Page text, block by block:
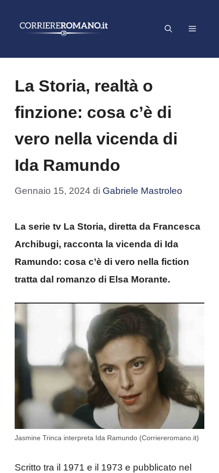
Menu
La Storia, realtà o
finzione: cosa c’è di
vero nella vicenda di
Ida Ramundo
Gennaio 15, 2024 di Gabriele Mastroleo
La serie tv La Storia, diretta da Francesca
Archibugi, racconta la vicenda di Ida
Ramundo: cosa c’è di vero nella fiction
tratta dal romanzo di Elsa Morante.
Jasmine Trinca interpreta Ida Ramundo (Corriereromano.it)
Scritto tra il 1971 e il 1973 e pubblicato nel